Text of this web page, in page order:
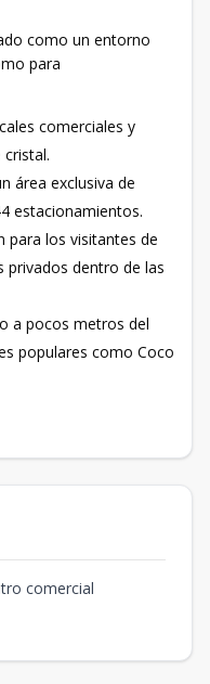
como un entorno
para
comerciales y
área exclusiva de
estacionamientos.
para los visitantes de
privados dentro de las
a pocos metros del
populares como Coco
comercial